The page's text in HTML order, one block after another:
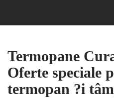
Termopane
Oferte speciale
termopan ?i